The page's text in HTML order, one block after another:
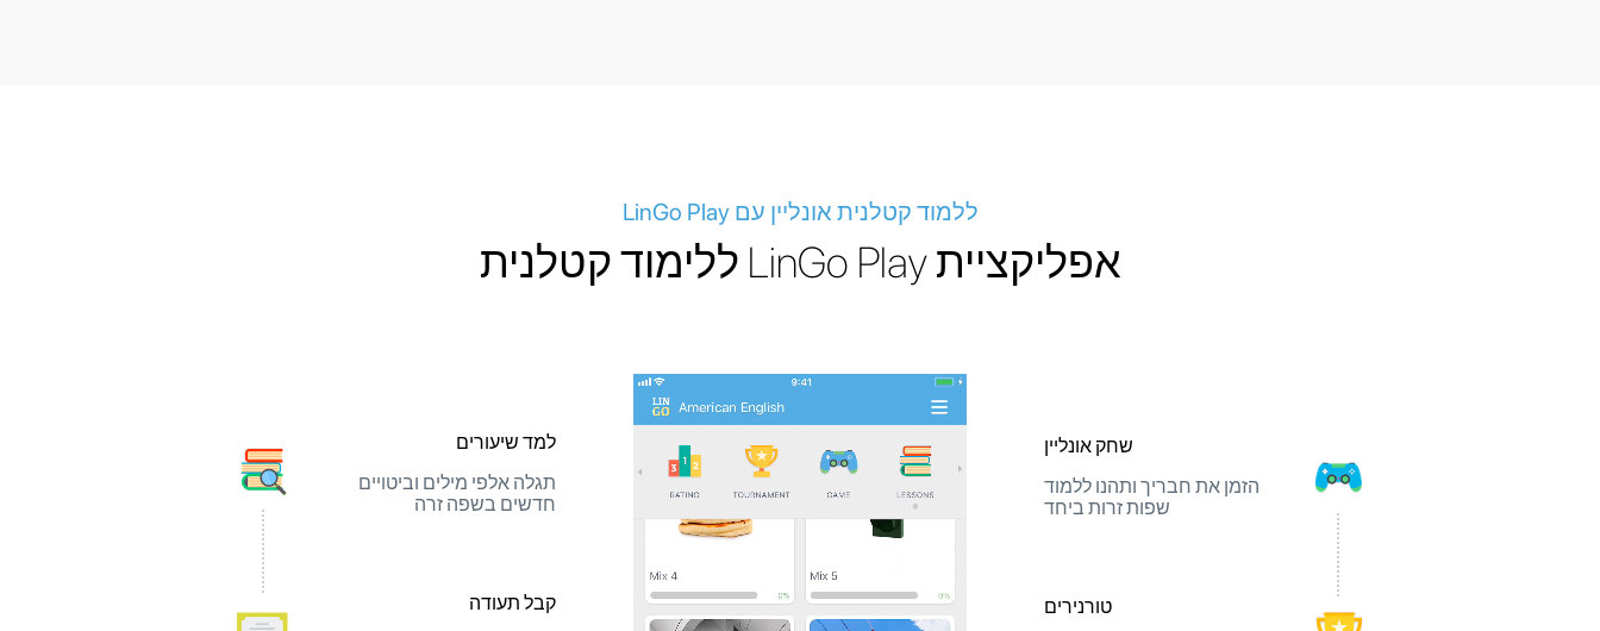
ללמוד קטלנית אונליין עם LinGo Play
אפליקציית LinGo Play ללימוד קטלנית
שחק אונליין
הזמן את חבריך ותהנו ללמוד
שפות זרות ביחד
טורנירים
למד שיעורים
תגלה אלפי מילים וביטויים
חדשים בשפה זרה
קבל תעודה